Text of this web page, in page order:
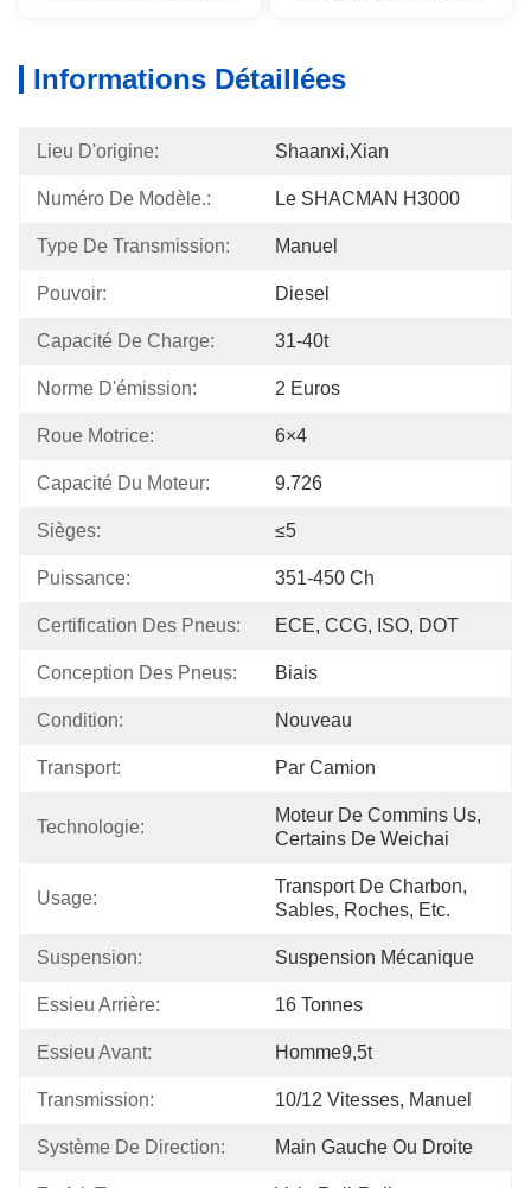
Informations Détaillées
Lieu D'origine: Shaanxi,Xian
Numéro De Modèle.: Le SHACMAN H3000
Type De Transmission: Manuel
Pouvoir: Diesel
Capacité De Charge: 31-40t
Norme D'émission: 2 Euros
Roue Motrice: 6×4
Capacité Du Moteur: 9.726
Sièges: ≤5
Puissance: 351-450 Ch
Certification Des Pneus: ECE, CCG, ISO, DOT
Conception Des Pneus: Biais
Condition: Nouveau
Transport: Par Camion
Technologie:
Moteur De Commins Us,
Certains De Weichai
Usage:
Transport De Charbon,
Sables, Roches, Etc.
Suspension: Suspension Mécanique
Essieu Arrière: 16 Tonnes
Essieu Avant: Homme9,5t
Transmission: 10/12 Vitesses, Manuel
Système De Direction: Main Gauche Ou Droite